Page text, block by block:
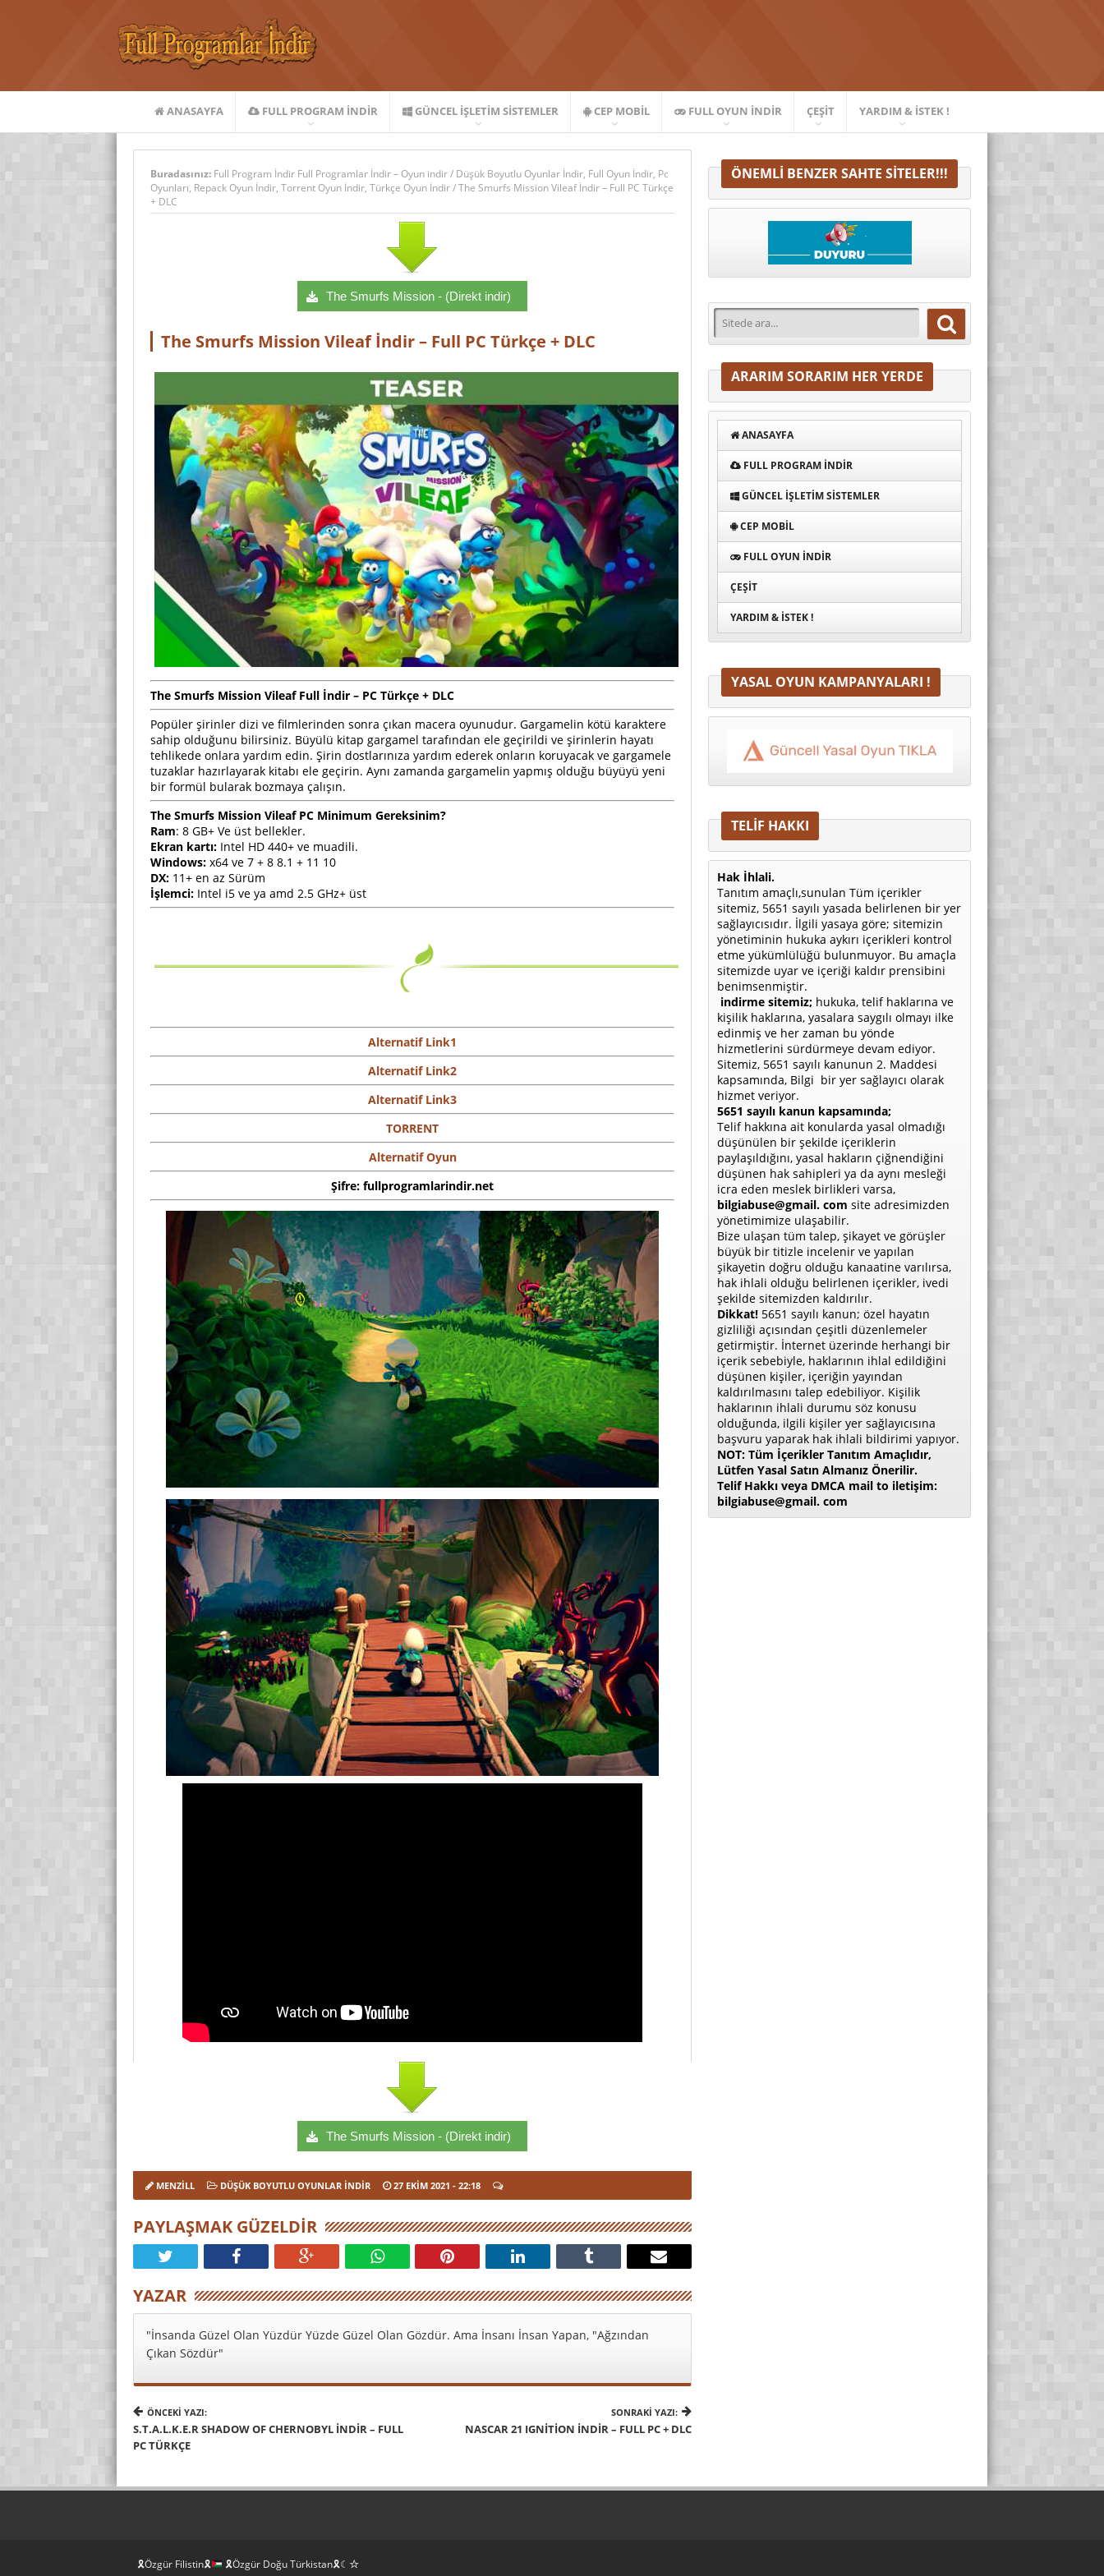
ANASAYFA FULL PROGRAM INDIR GÜNCEL İŞLETIM SISTEMLER CEP MOBIL FULL OYUN İNDIR ÇEŞIT YARDIM & İSTEK !
Buradasınız: Full Program İndir Full Programlar İndir – Oyun indir/ Düşük Boyutlu Oyunlar İndir, Full Oyun İndir, Pc
Oyunları, Repack Oyun İndir, Torrent Oyun İndir, Türkçe Oyun İndir/The Smurfs Mission Vileaf İndir – Full PC Türkçe
+ DLC
The Smurfs Mission - (Direkt indir)
The Smurfs Mission Vileaf İndir – Full PC Türkçe + DLC
The Smurfs Mission Vileaf Full İndir – PC Türkçe + DLC
Popüler şirinler dizi ve filmlerinden sonra çıkan macera oyunudur. Gargamelin kötü karaktere
sahip olduğunu bilirsiniz. Büyülü kitap gargamel tarafından ele geçirildi ve şirinlerin hayatı
tehlikede onlara yardım edin. Şirin dostlarınıza yardım ederek onların koruyacak ve gargamele
tuzaklar hazırlayarak kitabı ele geçirin. Aynı zamanda gargamelin yapmış olduğu büyüyü yeni
bir formül bularak bozmaya çalışın.
The Smurfs Mission Vileaf PC Minimum Gereksinim?
Ram: 8 GB+ Ve üst bellekler.
Ekran kartı: Intel HD 440+ ve muadili.
Windows: x64 ve 7 + 8 8.1 + 11 10
DX: 11+ en az Sürüm
İşlemci: Intel i5 ve ya amd 2.5 GHz+ üst
Alternatif Link1
Alternatif Link2
Alternatif Link3
TORRENT
Alternatif Oyun
Şifre: fullprogramlarindir.net
The Smurfs Mission - (Direkt indir)
MENZILL DÜŞÜK BOYUTLU OYUNLAR İNDIR 27 EKIM 2021 - 22:18
PAYLAŞMAK GÜZELDIR
YAZAR
"İnsanda Güzel Olan Yüzdür Yüzde Güzel Olan Gözdür. Ama İnsanı İnsan Yapan, "Ağzından
Çıkan Sözdür"
ÖNCEKI YAZI:
S.T.A.L.K.E.R SHADOW OF CHERNOBYL İNDIR – FULL
PC TÜRKÇE
SONRAKI YAZI:
NASCAR 21 IGNITION İNDIR – FULL PC + DLC
ÖNEMLI BENZER SAHTE SITELER!!!
ARARIM SORARIM HER YERDE
ANASAYFA
FULL PROGRAM INDIR
GÜNCEL İŞLETIM SISTEMLER
CEP MOBIL
FULL OYUN İNDIR
ÇEŞIT
YARDIM & İSTEK !
YASAL OYUN KAMPANYALARI !
TELİF HAKKI
Hak İhlali.
Tanıtım amaçlı,sunulan Tüm içerikler
sitemiz, 5651 sayılı yasada belirlenen bir yer
sağlayıcısıdır. İlgili yasaya göre; sitemizin
yönetiminin hukuka aykırı içerikleri kontrol
etme yükümlülüğü bulunmuyor. Bu amaçla
sitemizde uyar ve içeriği kaldır prensibini
benimsenmiştir.
indirme sitemiz; hukuka, telif haklarına ve
kişilik haklarına, yasalara saygılı olmayı ilke
edinmiş ve her zaman bu yönde
hizmetlerini sürdürmeye devam ediyor.
Sitemiz, 5651 sayılı kanunun 2. Maddesi
kapsamında, Bilgi bir yer sağlayıcı olarak
hizmet veriyor.
5651 sayılı kanun kapsamında;
Telif hakkına ait konularda yasal olmadığı
düşünülen bir şekilde içeriklerin
paylaşıldığını, yasal hakların çiğnendiğini
düşünen hak sahipleri ya da aynı mesleği
icra eden meslek birlikleri varsa,
bilgiabuse@gmail. com site adresimizden
yönetimimize ulaşabilir.
Bize ulaşan tüm talep, şikayet ve görüşler
büyük bir titizle incelenir ve yapılan
şikayetin doğru olduğu kanaatine varılırsa,
hak ihlali olduğu belirlenen içerikler, ivedi
şekilde sitemizden kaldırılır.
Dikkat! 5651 sayılı kanun; özel hayatın
gizliliği açısından çeşitli düzenlemeler
getirmiştir. İnternet üzerinde herhangi bir
içerik sebebiyle, haklarının ihlal edildiğini
düşünen kişiler, içeriğin yayından
kaldırılmasını talep edebiliyor. Kişilik
haklarının ihlali durumu söz konusu
olduğunda, ilgili kişiler yer sağlayıcısına
başvuru yaparak hak ihlali bildirimi yapıyor.
NOT: Tüm İçerikler Tanıtım Amaçlıdır,
Lütfen Yasal Satın Almanız Önerilir.
Telif Hakkı veya DMCA mail to iletişim:
bilgiabuse@gmail. com
🎗Özgür Filistin🎗 🎗Özgür Doğu Türkistan🎗☾☆